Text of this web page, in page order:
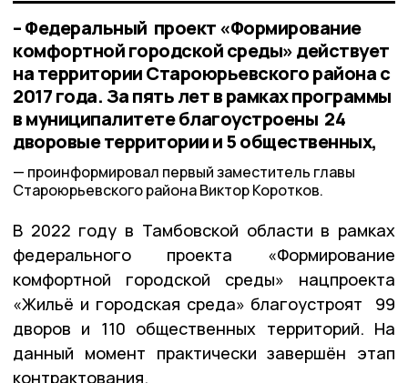
– Федеральный проект «Формирование
комфортной городской среды» действует
на территории Староюрьевского района с
2017 года. За пять лет в рамках программы
в муниципалитете благоустроены 24
дворовые территории и 5 общественных,
проинформировал первый заместитель главы
Староюрьевского района Виктор Коротков.
В 2022 году в Тамбовской области в рамках
федерального проекта «Формирование
комфортной городской среды» нацпроекта
«Жильё и городская среда» благоустроят 99
дворов и 110 общественных территорий. На
данный момент практически завершён этап
контрактования.